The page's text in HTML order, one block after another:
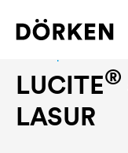
LUCITE®
LASUR